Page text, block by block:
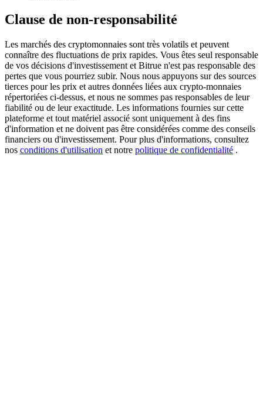
Precious Metals Trading Carnival
Trade Gold & Silver · 33,333 USDT Bonus
USDT New User Exclusive 10% APR
USDT Flexible Staking | Daily Rewards
Clause de non-responsabilité
Les marchés des cryptomonnaies sont très volatils et peuvent
connaître des fluctuations de prix rapides. Vous êtes seul responsable
de vos décisions d'investissement et Bitrue n'est pas responsable des
pertes que vous pourriez subir. Nous nous appuyons sur des sources
tierces pour les prix et autres données liées aux crypto-monnaies
répertoriées ci-dessus, et nous ne sommes pas responsables de leur
fiabilité ou de leur exactitude. Les informations fournies sur cette
plateforme et tout matériel associé sont uniquement à des fins
d'information et ne doivent pas être considérées comme des conseils
financiers ou d'investissement. Pour plus d'informations, consultez
nos conditions d'utilisation et notre politique de confidentialité .